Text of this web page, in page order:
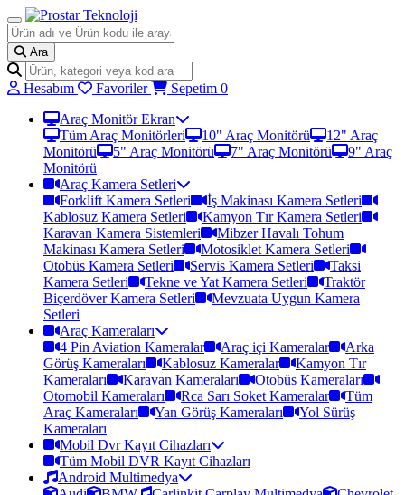
Ara
Hesabım Favoriler Sepetim 0
Araç Monitör Ekran
Tüm Araç Monitörleri
10" Araç Monitörü
12" Araç
Monitörü
5" Araç Monitörü 7" Araç Monitörü
9" Araç
Monitörü
Araç Kamera Setleri
Forklift Kamera Setleri
İş Makinası Kamera Setleri
Kablosuz Kamera Setleri
Kamyon Tır Kamera Setleri
Karavan Kamera Sistemleri
Mibzer Havalı Tohum
Makinası Kamera Setleri
Motosiklet Kamera Setleri
Otobüs Kamera Setleri
Servis Kamera Setleri
Taksi
Kamera Setleri
Tekne ve Yat Kamera Setleri
Traktör
Biçerdöver Kamera Setleri
Mevzuata Uygun Kamera
Setleri
Araç Kameraları
4 Pin Aviation Kameralar
Araç içi Kameralar
Arka
Görüş Kameraları
Kablosuz Kameralar
Kamyon Tır
Kameraları
Karavan Kameraları
Otobüs Kameraları
Otomobil Kameraları
Rca Sarı Soket Kameralar
Tüm
Araç Kameraları
Yan Görüş Kameraları
Yol Sürüş
Kameraları
Mobil Dvr Kayıt Cihazları
Tüm Mobil DVR Kayıt Cihazları
Android Multimedya